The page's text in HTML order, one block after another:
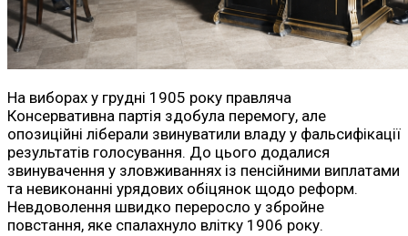
На виборах у грудні 1905 року правляча
Консервативна партія здобула перемогу, але
опозиційні ліберали звинуватили владу у фальсифікації
результатів голосування. До цього додалися
звинувачення у зловживаннях із пенсійними виплатами
та невиконанні урядових обіцянок щодо реформ.
Невдоволення швидко переросло у збройне
повстання, яке спалахнуло влітку 1906 року.